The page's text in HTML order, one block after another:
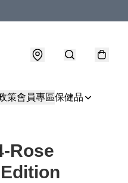
策會員專區保健品
Rose